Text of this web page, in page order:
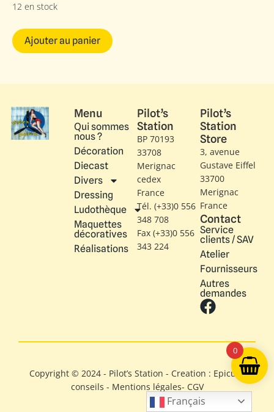
12 en stock
Ajouter au panier
Menu
Qui sommes
nous ?
Décoration
Diecast
Divers
Dressing
Ludothèque
Maquettes
décoratives
Réalisations
Pilot’s
Station
BP 70193
33708
Merignac
cedex
France
Tél. (+33)0 556
348 708
Fax (+33)0 556
343 224
Pilot’s
Station
Store
3, avenue
Gustave Eiffel​
33700
Merignac
France
Contact
Service
clients / SAV
Atelier
Fournisseurs
Autres
demandes
Copyright © 2024 - Pilot’s Station - Creation : Epicure
conseils - Mentions légales- CGV
Français
0